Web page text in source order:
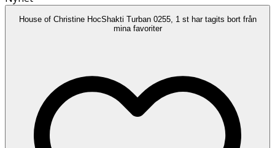
House of Christine HocShakti Turban 0255, 1 st har tagits bort från
mina favoriter